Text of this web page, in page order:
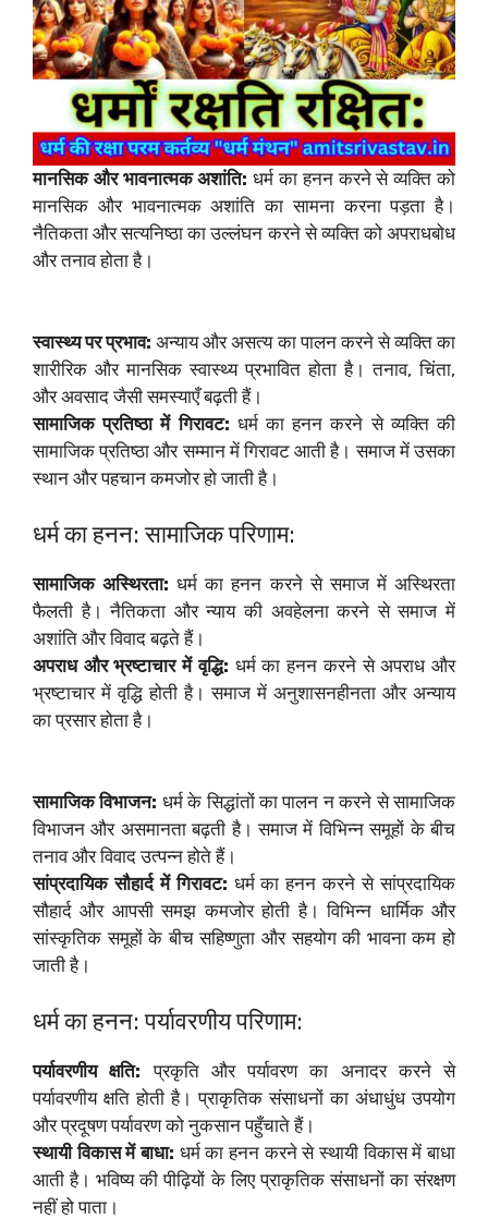
मानसिक और भावनात्मक अशांति:धर्म का हनन करने से व्यक्ति को
मानसिक और भावनात्मक अशांति का सामना करना पड़ता है।
नैतिकता और सत्यनिष्ठा का उल्लंघन करने से व्यक्ति को अपराधबोध
और तनाव होता है।
स्वास्थ्य पर प्रभाव: अन्याय और असत्य का पालन करने से व्यक्ति का
शारीरिक और मानसिक स्वास्थ्य प्रभावित होता है। तनाव, चिंता,
और अवसाद जैसी समस्याएँ बढ़ती हैं।
सामाजिक प्रतिष्ठा में गिरावट: धर्म का हनन करने से व्यक्ति की
सामाजिक प्रतिष्ठा और सम्मान में गिरावट आती है। समाज में उसका
स्थान और पहचान कमजोर हो जाती है।
धर्म का हनन: सामाजिक परिणाम:
सामाजिक अस्थिरता: धर्म का हनन करने से समाज में अस्थिरता
फैलती है। नैतिकता और न्याय की अवहेलना करने से समाज में
अशांति और विवाद बढ़ते हैं।
अपराध और भ्रष्टाचार में वृद्धि: धर्म का हनन करने से अपराध और
भ्रष्टाचार में वृद्धि होती है। समाज में अनुशासनहीनता और अन्याय
का प्रसार होता है।
सामाजिक विभाजन: धर्म के सिद्धांतों का पालन न करने से सामाजिक
विभाजन और असमानता बढ़ती है। समाज में विभिन्न समूहों के बीच
तनाव और विवाद उत्पन्न होते हैं।
सांप्रदायिक सौहार्द में गिरावट: धर्म का हनन करने से सांप्रदायिक
सौहार्द और आपसी समझ कमजोर होती है। विभिन्न धार्मिक और
सांस्कृतिक समूहों के बीच सहिष्णुता और सहयोग की भावना कम हो
जाती है।
धर्म का हनन: पर्यावरणीय परिणाम:
पर्यावरणीय क्षति:प्रकृति और पर्यावरण का अनादर करने से
पर्यावरणीय क्षति होती है। प्राकृतिक संसाधनों का अंधाधुंध उपयोग
और प्रदूषण पर्यावरण को नुकसान पहुँचाते हैं।
स्थायी विकास में बाधा: धर्म का हनन करने से स्थायी विकास में बाधा
आती है। भविष्य की पीढ़ियों के लिए प्राकृतिक संसाधनों का संरक्षण
नहीं हो पाता।